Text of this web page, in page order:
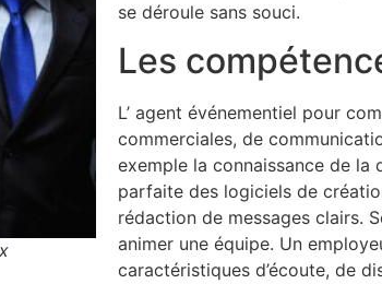
se déroule sans souci.
Les
L’ agent événementiel pour
commerciales, de
exemple la connaissance de
parfaite des logiciels de
rédaction de messages clairs.
animer une équipe. Un
caractéristiques d’écoute, de